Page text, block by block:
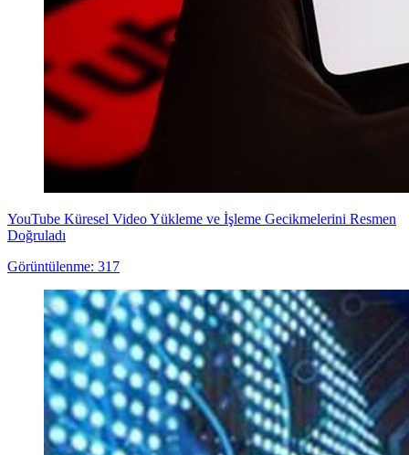
YouTube Küresel Video Yükleme ve İşleme Gecikmelerini Resmen
Doğruladı
Görüntülenme: 317